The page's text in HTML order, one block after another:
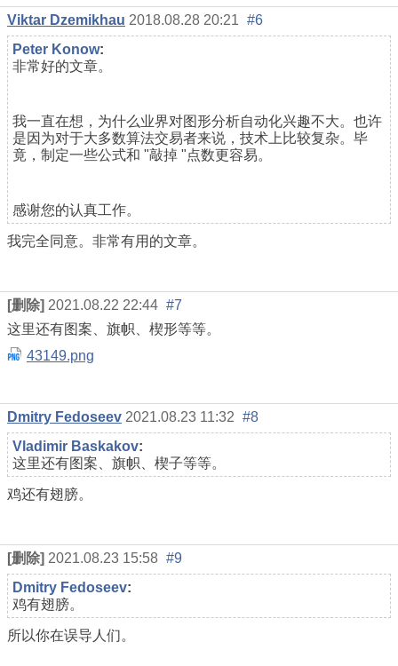
Viktar Dzemikhau 2018.08.28 20:21 #6
Реter Konow:
非常好的文章。
我一直在想，为什么业界对图形分析自动化兴趣不大。也许
是因为对于大多数算法交易者来说，技术上比较复杂。毕
竟，制定一些公式和 "敲掉 "点数更容易。
感谢您的认真工作。
我完全同意。非常有用的文章。
[删除] 2021.08.22 22:44 #7
这里还有图案、旗帜、楔形等等。
43149.png
Dmitry Fedoseev 2021.08.23 11:32 #8
Vladimir Baskakov:
这里还有图案、旗帜、楔子等等。
鸡还有翅膀。
[删除] 2021.08.23 15:58 #9
Dmitry Fedoseev:
鸡有翅膀。
所以你在误导人们。